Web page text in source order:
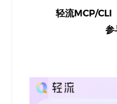
轻流MCP/CLI
参